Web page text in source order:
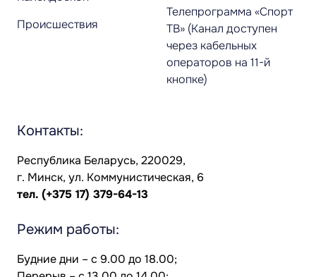
Происшествия
Телепрограмма «Спорт
ТВ» (Канал доступен
через кабельных
операторов на 11-й
кнопке)
Контакты:
Республика Беларусь, 220029,
г. Минск, ул. Коммунистическая, 6
тел. (+375 17) 379-64-13
Режим работы:
Будние дни – с 9.00 до 18.00;